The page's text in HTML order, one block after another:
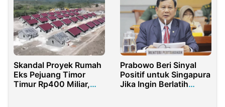
Skandal Proyek Rumah
Eks Pejuang Timor
Timur Rp400 Miliar,
Prabowo Beri Sinyal
Positif untuk Singapura
Jika Ingin Berlatih